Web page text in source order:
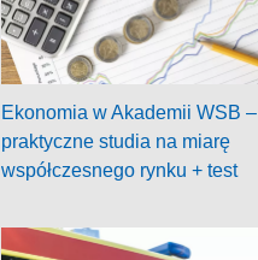
Ekonomia w Akademii WSB –
praktyczne studia na miarę
współczesnego rynku + test